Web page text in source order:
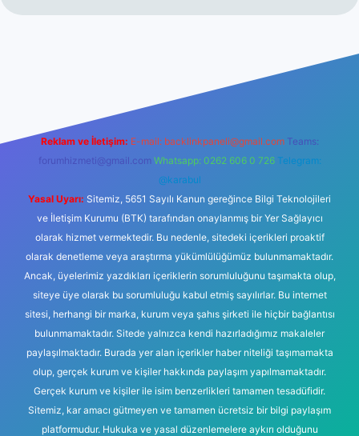
Reklam ve İletişim: E-mail: backlinkpaneli@gmail.com Teams:
forumhizmeti@gmail.com Whatsapp: 0262 606 0 726 Telegram:
@karabul
Yasal Uyarı: Sitemiz, 5651 Sayılı Kanun gereğince Bilgi Teknolojileri
ve İletişim Kurumu (BTK) tarafından onaylanmış bir Yer Sağlayıcı
olarak hizmet vermektedir. Bu nedenle, sitedeki içerikleri proaktif
olarak denetleme veya araştırma yükümlülüğümüz bulunmamaktadır.
Ancak, üyelerimiz yazdıkları içeriklerin sorumluluğunu taşımakta olup,
siteye üye olarak bu sorumluluğu kabul etmiş sayılırlar. Bu internet
sitesi, herhangi bir marka, kurum veya şahıs şirketi ile hiçbir bağlantısı
bulunmamaktadır. Sitede yalnızca kendi hazırladığımız makaleler
paylaşılmaktadır. Burada yer alan içerikler haber niteliği taşımamakta
olup, gerçek kurum ve kişiler hakkında paylaşım yapılmamaktadır.
Gerçek kurum ve kişiler ile isim benzerlikleri tamamen tesadüfidir.
Sitemiz, kar amacı gütmeyen ve tamamen ücretsiz bir bilgi paylaşım
platformudur. Hukuka ve yasal düzenlemelere aykırı olduğunu